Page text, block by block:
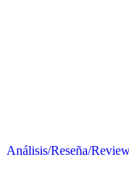
Análisis/Reseña/